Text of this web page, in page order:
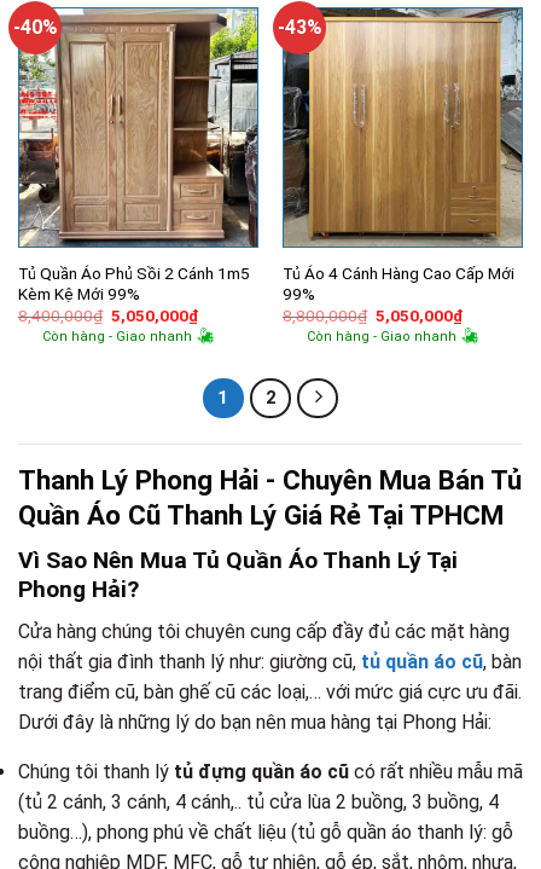
5,000,000₫.
-40%
Tủ Quần Áo Phủ Sồi 2 Cánh 1m5
Kèm Kệ Mới 99%
8,400,000₫ Giá
gốc
là:
5,050,000₫Giá
hiện
tại
5,050,000₫.
Còn hàng - Giao nhanh
-43%
Tủ Áo 4 Cánh Hàng Cao Cấp Mới
99%
8,800,000₫ Giá
gốc
là:
5,050,000₫Giá
hiện
tại
Còn hàng - Giao nhanh
1 2
Thanh Lý Phong Hải - Chuyên Mua Bán Tủ
Quần Áo Cũ Thanh Lý Giá Rẻ Tại TPHCM
Vì Sao Nên Mua Tủ Quần Áo Thanh Lý Tại
Phong Hải?
Cửa hàng chúng tôi chuyên cung cấp đầy đủ các mặt hàng
nội thất gia đình thanh lý như: giường cũ, tủ quần áo cũ, bàn
trang điểm cũ, bàn ghế cũ các loại,… với mức giá cực ưu đãi.
Dưới đây là những lý do bạn nên mua hàng tại Phong Hải:
Chúng tôi thanh lý tủ đựng quần áo cũ có rất nhiều mẫu mã
(tủ 2 cánh, 3 cánh, 4 cánh,.. tủ cửa lùa 2 buồng, 3 buồng, 4
buồng…), phong phú về chất liệu (tủ gỗ quần áo thanh lý: gỗ
công nghiệp MDF, MFC, gỗ tự nhiên, gỗ ép, sắt, nhôm, nhựa,